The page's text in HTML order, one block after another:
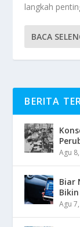
langkah
BACA
BERITA
Agu
Biar
Agu